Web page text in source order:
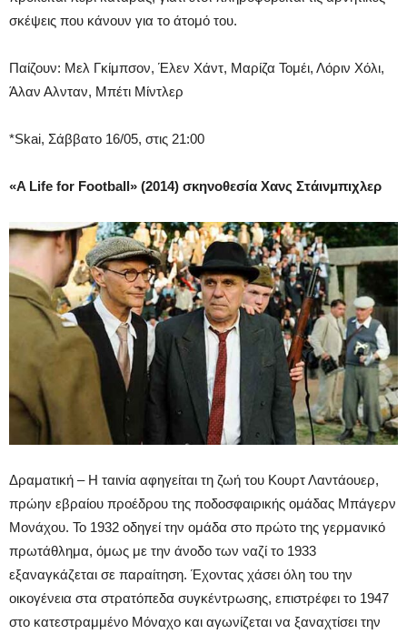
σκέψεις που κάνουν για το άτομό του.
Παίζουν: Μελ Γκίμπσον, Έλεν Χάντ, Μαρίζα Τομέι, Λόριν Χόλι,
Άλαν Αλνταν, Μπέτι Μίντλερ
*Skai, Σάββατο 16/05, στις 21:00
«A Life for Football» (2014) σκηνοθεσία Χανς Στάινμπιχλερ
Δραματική – Η ταινία αφηγείται τη ζωή του Κουρτ Λαντάουερ,
πρώην εβραίου προέδρου της ποδοσφαιρικής ομάδας Μπάγερν
Μονάχου. Το 1932 οδηγεί την ομάδα στο πρώτο της γερμανικό
πρωτάθλημα, όμως με την άνοδο των ναζί το 1933
εξαναγκάζεται σε παραίτηση. Έχοντας χάσει όλη του την
οικογένεια στα στρατόπεδα συγκέντρωσης, επιστρέφει το 1947
στο κατεστραμμένο Μόναχο και αγωνίζεται να ξαναχτίσει την